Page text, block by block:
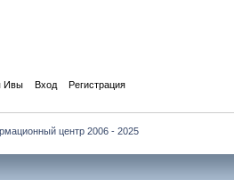
Ивы Вход Регистрация
центр 2006 - 2025